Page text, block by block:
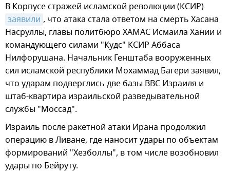
В Корпусе стражей исламской революции (КСИР)
заявили , что атака стала ответом на смерть Хасана
Насруллы, главы политбюро ХАМАС Исмаила Хании и
командующего силами "Кудс" КСИР Аббаса
Нилфорушана. Начальник Генштаба вооруженных
сил исламской республики Мохаммад Багери заявил,
что ударам подверглись две базы ВВС Израиля и
штаб-квартира израильской разведывательной
службы "Моссад".
Израиль после ракетной атаки Ирана продолжил
операцию в Ливане, где наносит удары по объектам
формирований "Хезболлы", в том числе возобновил
удары по Бейруту.